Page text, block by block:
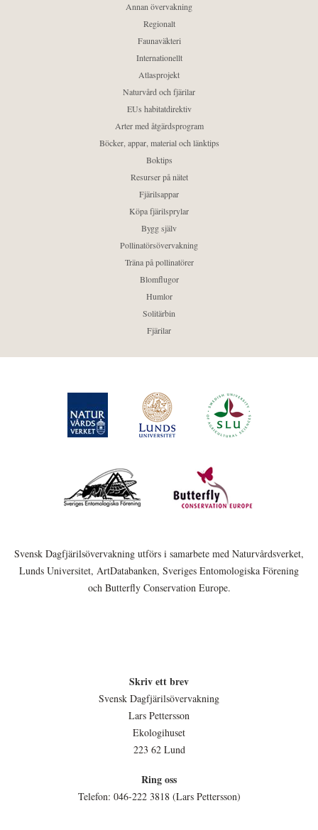
Annan övervakning
Regionalt
Faunaväkteri
Internationellt
Atlasprojekt
Naturvård och fjärilar
EUs habitatdirektiv
Arter med åtgärdsprogram
Böcker, appar, material och länktips
Boktips
Resurser på nätet
Fjärilsappar
Köpa fjärilsprylar
Bygg själv
Pollinatörsövervakning
Träna på pollinatörer
Blomflugor
Humlor
Solitärbin
Fjärilar
Svensk Dagfjärilsövervakning utförs i samarbete med Naturvårdsverket,
Lunds Universitet, ArtDatabanken, Sveriges Entomologiska Förening
och Butterfly Conservation Europe.
Skriv ett brev
Svensk Dagfjärilsövervakning
Lars Pettersson
Ekologihuset
223 62 Lund
Ring oss
Telefon: 046-222 3818 (Lars Pettersson)